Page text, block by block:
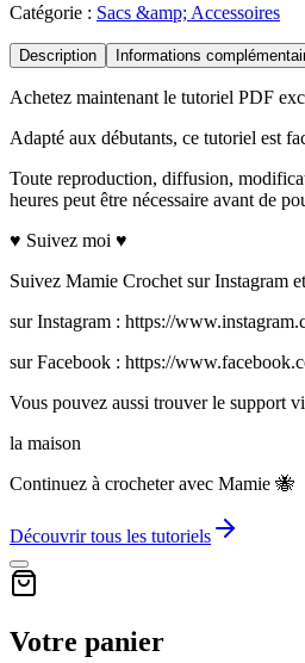
Catégorie : Sacs &amp; Accessoires
Description Informations
Achetez maintenant le tutoriel PDF
Adapté aux débutants, ce tutoriel est
Toute reproduction, diffusion,
heures peut être nécessaire avant de
♥ Suivez moi ♥
Suivez Mamie Crochet sur Instagram
sur Instagram : https://
sur Facebook : https://
Vous pouvez aussi trouver le support
la maison
Continuez à crocheter avec Mamie 🐝
Découvrir tous les tutoriels
Votre panier